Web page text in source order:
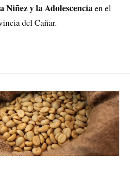
Niñez y la Adolescenciaen el
del Cañar.